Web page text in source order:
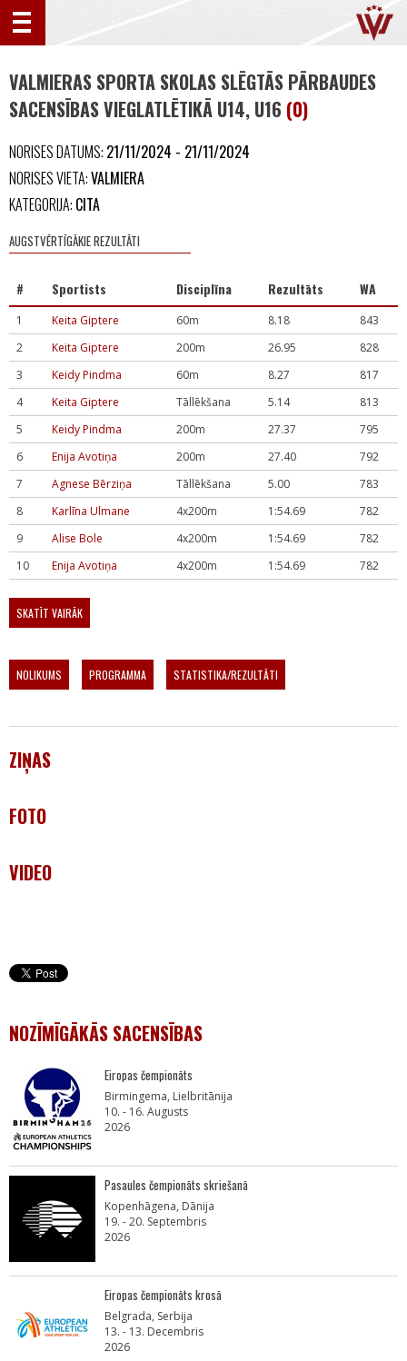
VALMIERAS SPORTA SKOLAS SLĒGTĀS PĀRBAUDES
SACENSĪBAS VIEGLATLĒTIKĀ U14, U16 (0)
NORISES DATUMS: 21/11/2024 - 21/11/2024
NORISES VIETA:VALMIERA
KATEGORIJA: CITA
AUGSTVĒRTĪGĀKIE REZULTĀTI
# Sportists Disciplīna Rezultāts WA
1 Keita Giptere 60m 8.18
843
2
Keita Giptere 200m 26.95
828
3
Keidy Pindma 60m 8.27
817
4
Keita Giptere Tāllēkšana 5.14
813
5
Keidy Pindma 200m 27.37
795
6
Enija Avotiņa 200m 27.40
792
7
Agnese Bērziņa Tāllēkšana 5.00
783
8
Karlīna Ulmane 4x200m 1:54.69
782
9
Alise Bole 4x200m 1:54.69
782
10
Enija Avotiņa 4x200m 1:54.69 782
SKATĪT VAIRĀK
NOLIKUMS PROGRAMMA STATISTIKA/REZULTĀTI
ZIŅAS
FOTO
VIDEO
NOZĪMĪGĀKĀS SACENSĪBAS
Eiropas čempionāts
Birmingema, Lielbritānija
10. - 16. Augusts
2026
Pasaules čempionāts skriešanā
Kopenhāgena, Dānija
19. - 20. Septembris
2026
Eiropas čempionāts krosā
Belgrada, Serbija
13. - 13. Decembris
2026